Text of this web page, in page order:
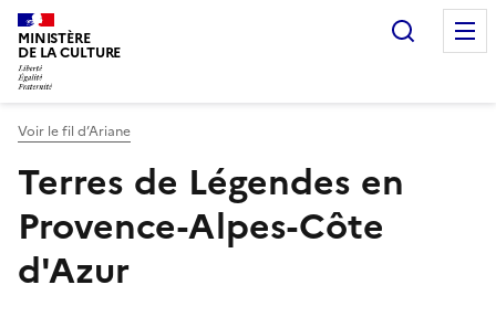
MINISTÈRE
DE LA CULTURE
Voir le fil d’Ariane
Terres de Légendes en
Provence-Alpes-Côte
d'Azur